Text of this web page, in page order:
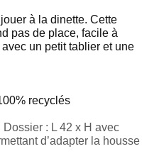
à la dinette. Cette
pas de place, facile à
un petit tablier et une
recyclés
Dossier : L 42 x H avec
d’adapter la housse